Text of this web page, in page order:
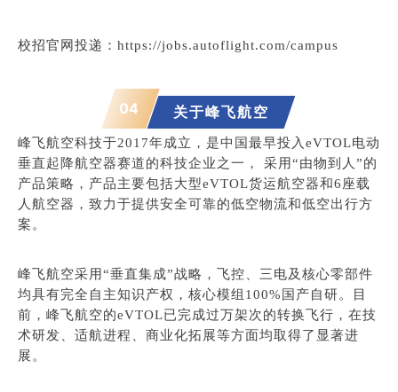
校招官网投递：https://jobs.autoflight.com/campus
04 关于峰飞航空
峰飞航空科技于2017年成立，是中国最早投入eVTOL电动
垂直起降航空器赛道的科技企业之一， 采用“由物到人”的
产品策略，产品主要包括大型eVTOL货运航空器和6座载
人航空器，致力于提供安全可靠的低空物流和低空出行方
案。
峰飞航空采用“垂直集成”战略，飞控、三电及核心零部件
均具有完全自主知识产权，核心模组100%国产自研。目
前，峰飞航空的eVTOL已完成过万架次的转换飞行， 在技
术研发、适航进程、商业化拓展等方面均取得了显著进
展。